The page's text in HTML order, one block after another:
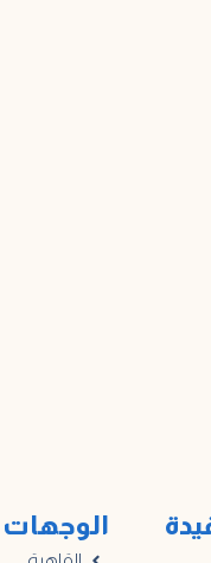
الوجهات